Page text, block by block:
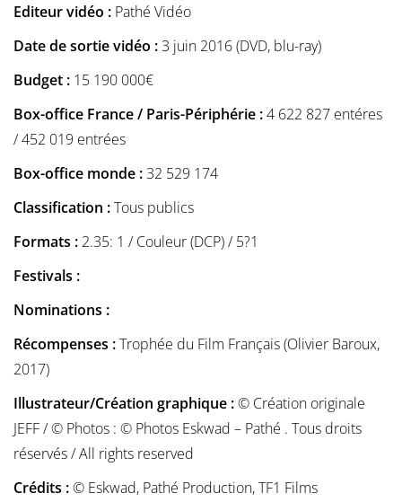
Editeur vidéo : Pathé Vidéo
Date de sortie vidéo :3 juin 2016 (DVD, blu-ray)
Budget : 15 190 000€
Box-office France / Paris-Périphérie :4 622 827 entéres
/ 452 019 entrées
Box-office monde :32 529 174
Classification :Tous publics
Formats : 2.35: 1 / Couleur (DCP) / 5?1
Festivals :
Nominations :
Récompenses :Trophée du Film Français (Olivier Baroux,
2017)
Illustrateur/Création graphique :© Création originale
JEFF / © Photos : © Photos Eskwad – Pathé . Tous droits
réservés / All rights reserved
Crédits :© Eskwad, Pathé Production, TF1 Films